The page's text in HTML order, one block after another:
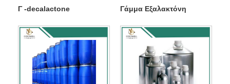
Γ -decalactone Γάμμα Εξαλακτόνη